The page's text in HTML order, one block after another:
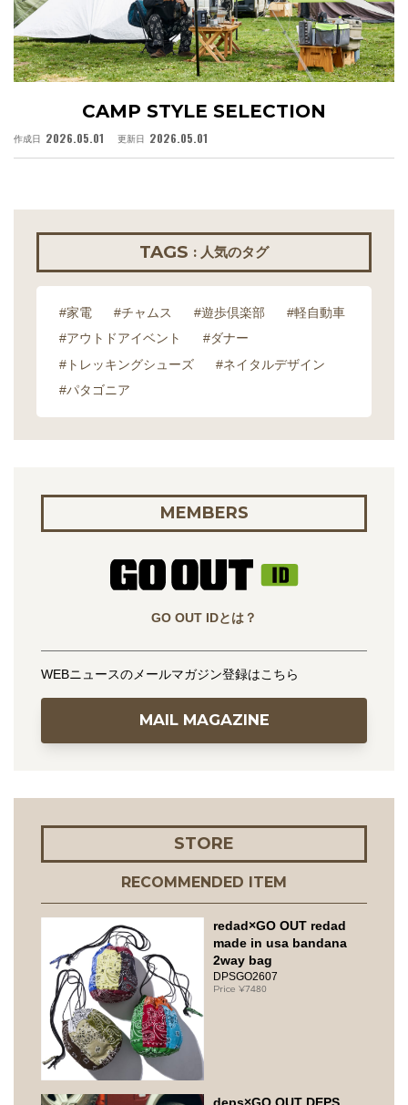
CAMP STYLE SELECTION
作成日 2026.05.01 更新日 2026.05.01
TAGS : 人気のタグ
#家電 #チャムス #遊歩倶楽部
#軽自動車
#アウトドアイベント
#ダナー
#トレッキングシューズ
#ネイタルデザイン
#パタゴニア
MEMBERS
GO OUT IDとは？
WEBニュースのメールマガジン登録はこちら
MAIL MAGAZINE
STORE
RECOMMENDED ITEM
redad×GO OUT redad
made in usa bandana
2way bag
DPSGO2607
7480